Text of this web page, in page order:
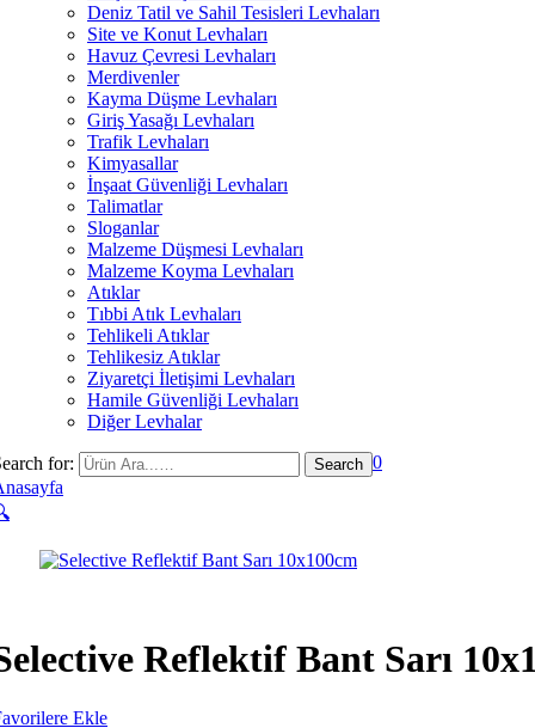
Deniz Tatil ve Sahil Tesisleri Levhaları
Site ve Konut Levhaları
Havuz Çevresi Levhaları
Merdivenler
Kayma Düşme Levhaları
Giriş Yasağı Levhaları
Trafik Levhaları
Kimyasallar
İnşaat Güvenliği Levhaları
Talimatlar
Sloganlar
Malzeme Düşmesi Levhaları
Malzeme Koyma Levhaları
Atıklar
Tıbbi Atık Levhaları
Tehlikeli Atıklar
Tehlikesiz Atıklar
Ziyaretçi İletişimi Levhaları
Hamile Güvenliği Levhaları
Diğer Levhalar
for:
0
Reflektif Bant Sarı
Ekle